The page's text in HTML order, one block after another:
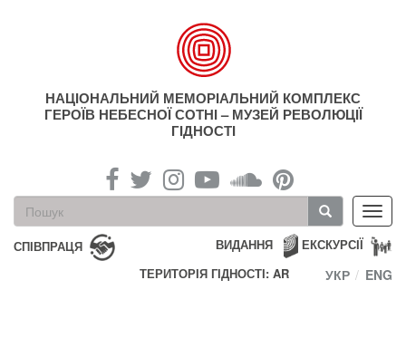
НАЦІОНАЛЬНИЙ МЕМОРІАЛЬНИЙ КОМПЛЕКС
ГЕРОЇВ НЕБЕСНОЇ СОТНІ – МУЗЕЙ РЕВОЛЮЦІЇ
ГІДНОСТІ
Пошукова
форма
Пошук
СПІВПРАЦЯ ЕКСКУРСІЇ
ВИДАННЯ
ТЕРИТОРІЯ ГІДНОСТІ: AR
УКР ENG